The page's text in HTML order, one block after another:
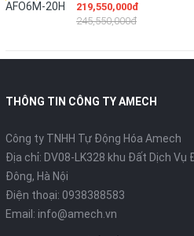
219,550,000đ
245,550,000đ
THÔNG TIN CÔNG TY AMECH
Công ty TNHH Tự Động Hóa Amech
Địa chỉ: DV08-LK328 khu Đất Dịch Vụ
Đông, Hà Nội
Điện thoại: 0938388583
Email: info@amech.vn